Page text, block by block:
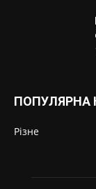
ПОПУЛЯРНА
Різне